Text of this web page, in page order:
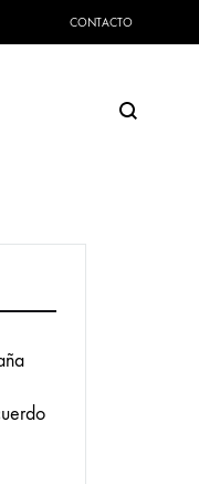
CONTACTO
Search